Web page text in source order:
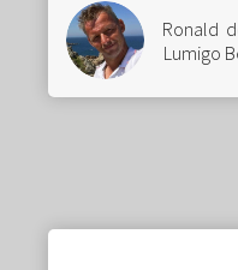
Ronald
Lumigo